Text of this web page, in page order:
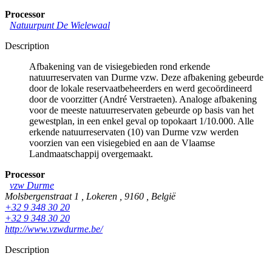
Processor
Natuurpunt De Wielewaal
Description
Afbakening van de visiegebieden rond erkende
natuurreservaten van Durme vzw. Deze afbakening gebeurde
door de lokale reservaatbeheerders en werd gecoördineerd
door de voorzitter (André Verstraeten). Analoge afbakening
voor de meeste natuurreservaten gebeurde op basis van het
gewestplan, in een enkel geval op topokaart 1/10.000. Alle
erkende natuurreservaten (10) van Durme vzw werden
voorzien van een visiegebied en aan de Vlaamse
Landmaatschappij overgemaakt.
Processor
vzw Durme
Molsbergenstraat 1
Lokeren 9160
België
+32 9 348 30 20
+32 9 348 30 20
http://www.vzwdurme.be/
Description